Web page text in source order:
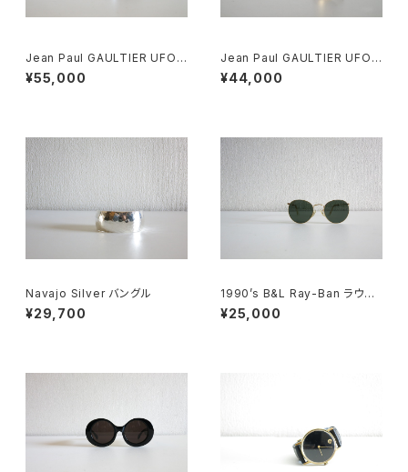
Jean Paul GAULTIER UFO
Watch Silver
¥55,000
Jean Paul GAULTIER UFO
Watch
¥44,000
Navajo Silver バングル
¥29,700
1990’s B&L Ray-Ban ラウン
ドメタル
¥25,000